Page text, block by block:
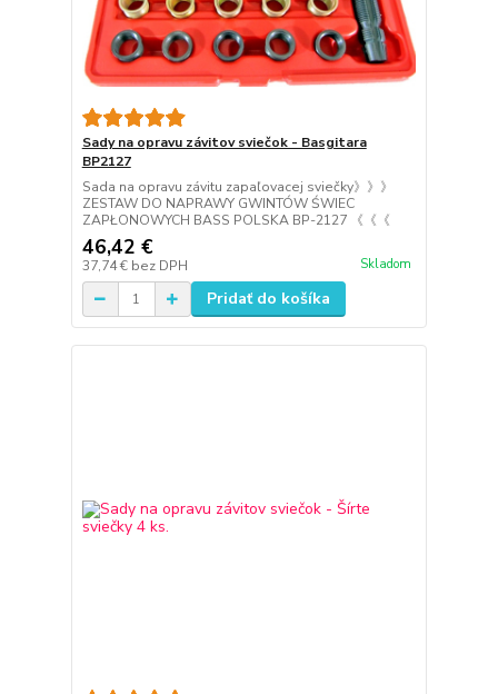
Sady na opravu závitov sviečok - Basgitara
BP2127
Sada na opravu závitu zapaľovacej sviečky》》》
ZESTAW DO NAPRAWY GWINTÓW ŚWIEC
ZAPŁONOWYCH BASS POLSKA BP-2127 《《《
46,42 €
37,74 € bez DPH Skladom
Pridať do košíka